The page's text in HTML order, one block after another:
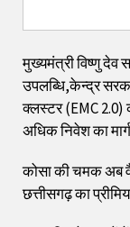
मुख्यमंत्री विष्णु देव
उपलब्धि,केन्द्र
क्लस्टर (EMC 2.0)
अधिक निवेश का
कोसा की चमक अब
छत्तीसगढ़ का